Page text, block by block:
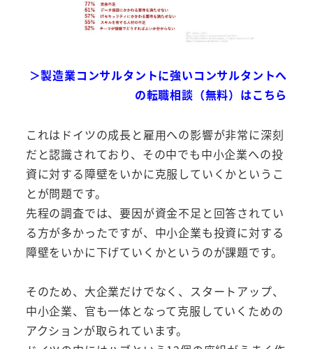
＞製造業コンサルタントに強いコンサルタントへ
の転職相談（無料）はこちら
これはドイツの成長と雇用への影響が非常に深刻
だと認識されており、その中でも中小企業への投
資に対する障壁をいかに克服していくかというこ
とが問題です。
先程の調査では、要因が資金不足と回答されてい
る方が多かったですが、中小企業も投資に対する
障壁をいかに下げていくかというのが課題です。
そのため、大企業だけでなく、スタートアップ、
中小企業、官も一体となって克服していくための
アクションが取られています。